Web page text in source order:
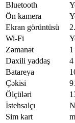
Bluetooth
Ön kamera
Ekran görüntüsü
Wi-Fi
Zəmanət
Daxili yaddaş
Batareya
Çəkisi
Ölçüləri
İstehsalçı
Sim kart